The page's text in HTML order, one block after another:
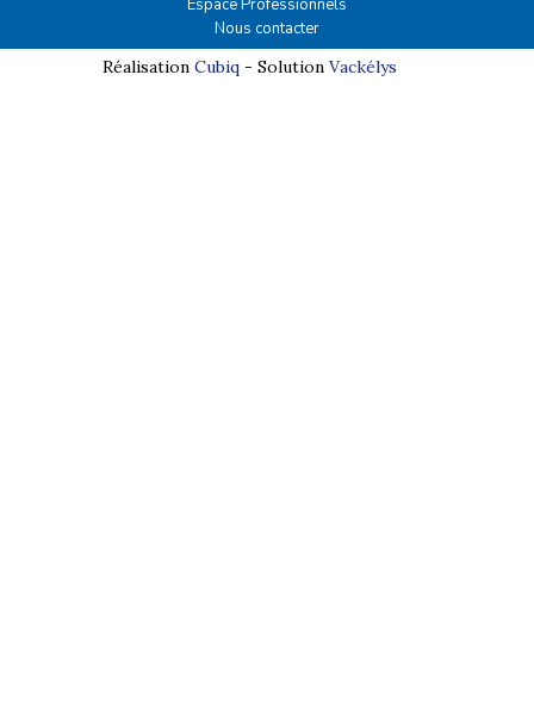
Espace Professionnels
Nous contacter
Réalisation Cubiq- Solution Vackélys